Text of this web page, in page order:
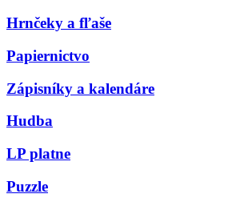
Hrnčeky a fľaše
Papiernictvo
Zápisníky a kalendáre
Hudba
LP platne
Puzzle